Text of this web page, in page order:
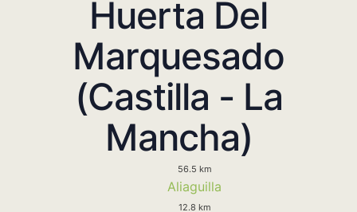
Huerta Del
Marquesado
(Castilla - La
Mancha)
56.5 km
Aliaguilla
12.8 km